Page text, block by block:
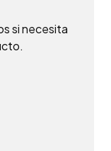
si necesita